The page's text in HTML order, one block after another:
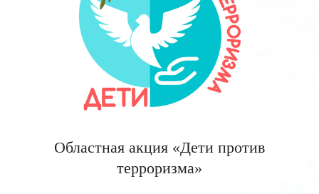
Областная акция «Дети против
терроризма»